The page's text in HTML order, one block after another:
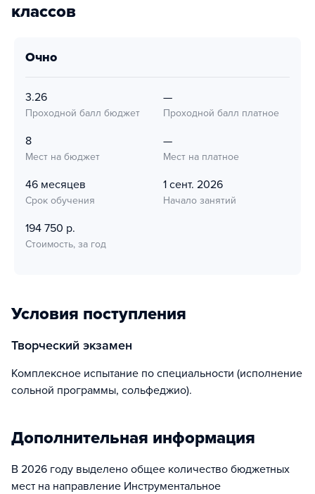
классов
очно
3.26
Проходной балл бюджет
—
Проходной балл платное
8
Мест на бюджет
—
Мест на платное
46 месяцев
Срок обучения
1 сент. 2026
Начало занятий
194 750 р.
Стоимость, за год
Условия поступления
творческий экзамен
Комплексное испытание по специальности (исполнение
сольной программы, сольфеджио).
Дополнительная информация
В 2026 году выделено общее количество бюджетных
мест на направление Инструментальное